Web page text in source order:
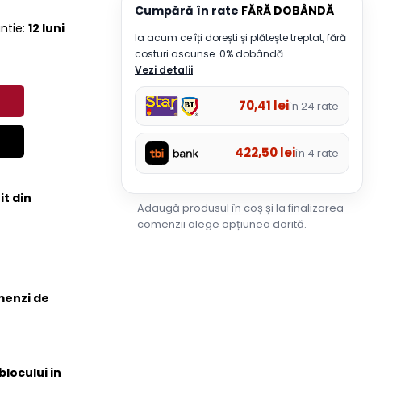
12 luni
din
de
in
Cumpără în rate FĂRĂ DOBÂNDĂ
Ia acum ce îți dorești și plătește treptat, fără
costuri ascunse. 0% dobândă.
Vezi detalii
70,41 leiîn 24 rate
422,50leiîn 4 rate
Adaugă produsul în coș și la finalizarea
comenzii alege opțiunea dorită.